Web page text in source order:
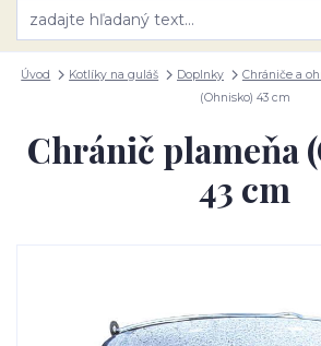
Úvod Kotlíky na guláš Doplnky Chrániče a
(Ohnisko) 43 cm
Chránič plameňa
43 cm